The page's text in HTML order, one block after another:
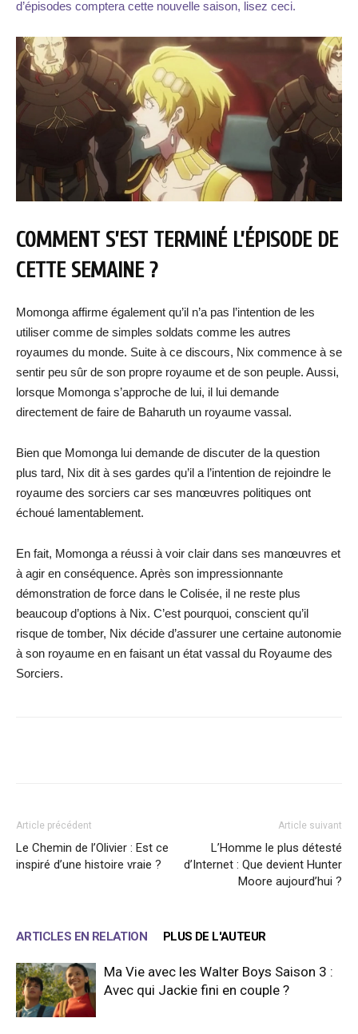
d’épisodes comptera cette nouvelle saison, lisez ceci.
COMMENT S’EST TERMINÉ L’ÉPISODE DE
CETTE SEMAINE ?
Momonga affirme également qu’il n’a pas l’intention de les
utiliser comme de simples soldats comme les autres
royaumes du monde. Suite à ce discours, Nix commence à se
sentir peu sûr de son propre royaume et de son peuple. Aussi,
lorsque Momonga s’approche de lui, il lui demande
directement de faire de Baharuth un royaume vassal.
Bien que Momonga lui demande de discuter de la question
plus tard, Nix dit à ses gardes qu’il a l’intention de rejoindre le
royaume des sorciers car ses manœuvres politiques ont
échoué lamentablement.
En fait, Momonga a réussi à voir clair dans ses manœuvres et
à agir en conséquence. Après son impressionnante
démonstration de force dans le Colisée, il ne reste plus
beaucoup d’options à Nix. C’est pourquoi, conscient qu’il
risque de tomber, Nix décide d’assurer une certaine autonomie
à son royaume en en faisant un état vassal du Royaume des
Sorciers.
Article précédent
Le Chemin de l’Olivier : Est ce
inspiré d’une histoire vraie ?
Article suivant
L’Homme le plus détesté
d’Internet : Que devient Hunter
Moore aujourd’hui ?
ARTICLES EN RELATION PLUS DE L'AUTEUR
Ma Vie avec les Walter Boys Saison 3 :
Avec qui Jackie fini en couple ?